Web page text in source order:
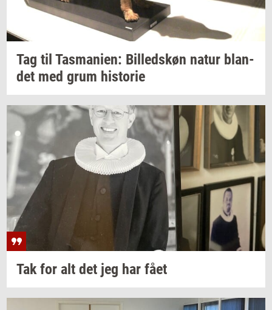
Tag til Tas­ma­ni­en: Bil­leds­køn natur blan­
det med grum hi­sto­rie
Tak for alt det jeg har fået